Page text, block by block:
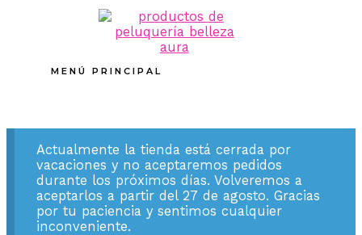
MENÚ PRINCIPAL
Actualmente la tienda está cerrada por
vacaciones y no aceptaremos pedidos
durante los próximos días. Volveremos a
aceptarlos a partir del 27 de agosto. Gracias
por tu paciencia y sentimos cualquier
inconveniente.